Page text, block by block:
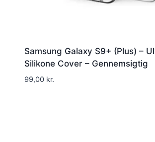
Samsung Galaxy S9+ (Plus) –
Silikone Cover – Gennemsigtig
99,00 kr.